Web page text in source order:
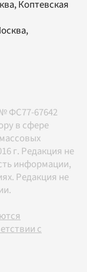
Коптевская
,
ФС77-67642
в сфере
г. Редакция не
информации,
Редакция не
с